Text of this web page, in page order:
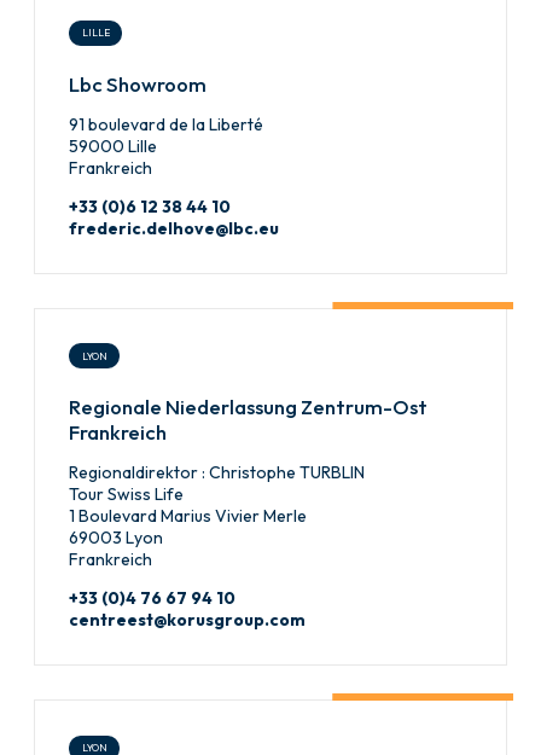
LILLE
Lbc Showroom
91 boulevard de la Liberté
59000 Lille
Frankreich
+33 (0)6 12 38 44 10
frederic.delhove@lbc.eu
LYON
Regionale Niederlassung Zentrum-Ost
Frankreich
Regionaldirektor : Christophe TURBLIN
Tour Swiss Life
1 Boulevard Marius Vivier Merle
69003 Lyon
Frankreich
+33 (0)4 76 67 94 10
centreest@korusgroup.com
LYON